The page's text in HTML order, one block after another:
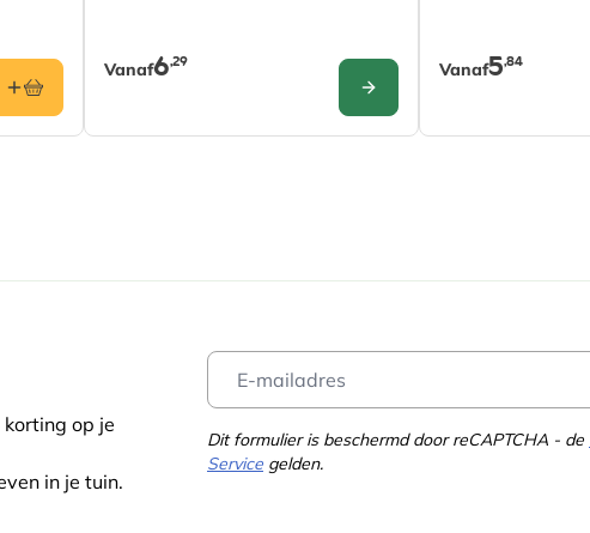
Vanaf6,29
CONFIGURE
Vanaf5,84
op je
in je tuin.
Dit formulier is beschermd door reCAPTCHA - de
Service gelden.